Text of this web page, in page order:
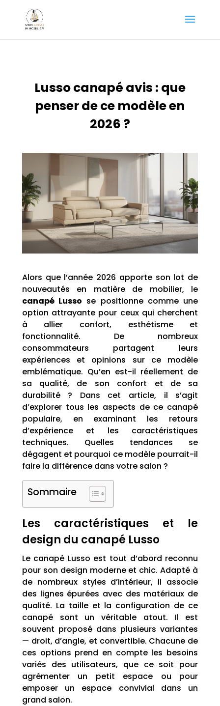
Lusso canapé avis : que
penser de ce modèle en
2026 ?
Alors que l’année 2026 apporte son lot de
nouveautés en matière de mobilier, le
canapé Lusso se positionne comme une
option attrayante pour ceux qui cherchent
à allier confort, esthétisme et
fonctionnalité. De nombreux
consommateurs partagent leurs
expériences et opinions sur ce modèle
emblématique. Qu’en est-il réellement de
sa qualité, de son confort et de sa
durabilité ? Dans cet article, il s’agit
d’explorer tous les aspects de ce canapé
populaire, en examinant les retours
d’expérience et les caractéristiques
techniques. Quelles tendances se
dégagent et pourquoi ce modèle pourrait-il
faire la différence dans votre salon ?
Sommaire
Les caractéristiques et le
design du canapé Lusso
Le canapé Lusso est tout d’abord reconnu
pour son design moderne et chic. Adapté à
de nombreux styles d’intérieur, il associe
des lignes épurées avec des matériaux de
qualité. La taille et la configuration de ce
canapé sont un véritable atout. Il est
souvent proposé dans plusieurs variantes
— droit, d’angle, et convertible. Chacune de
ces options prend en compte les besoins
variés des utilisateurs, que ce soit pour
agrémenter un petit espace ou pour
emposer un espace convivial dans un
grand salon.